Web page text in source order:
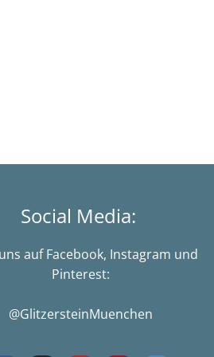
Social Media:
auf Facebook, Instagram und
Pinterest:
@GlitzersteinMuenchen